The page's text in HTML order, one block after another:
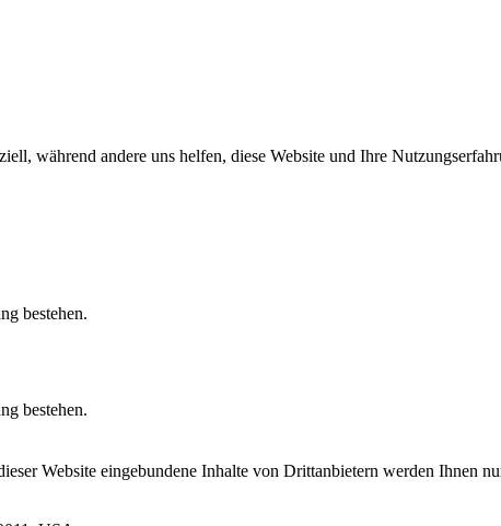
während andere uns helfen, diese Website und Ihre
bestehen.
bestehen.
Website eingebundene Inhalte von Drittanbietern werden Ihnen